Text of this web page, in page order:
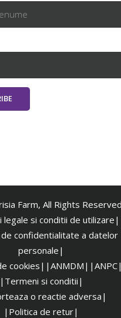
Farm, All Rights Reserved
si conditii de utilizare|
de confidentialitate a datelor
personale|
cookies| |ANMDM| |ANPC|
|Termeni si conditii|
o reactie adversa|
|Politica de retur|